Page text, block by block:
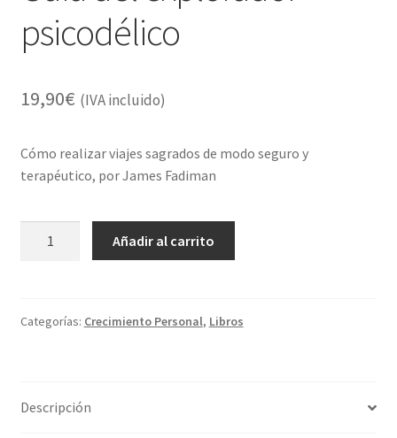
psicodélico
19,90€ (IVA incluido)
Cómo realizar viajes sagrados de modo seguro y
terapéutico, por James Fadiman
cantidad
Añadir al carrito
Categorías: Crecimiento Personal, Libros
Descripción